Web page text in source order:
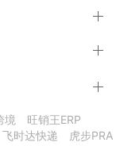
境
旺销王ERP
飞时达快递
虎步PRA